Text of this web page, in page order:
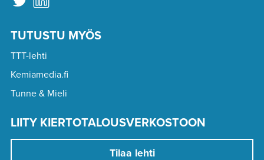
TUTUSTU MYÖS
TTT-lehti
Kemiamedia.fi
Tunne & Mieli
LIITY KIERTOTALOUSVERKOSTOON
Tilaa lehti